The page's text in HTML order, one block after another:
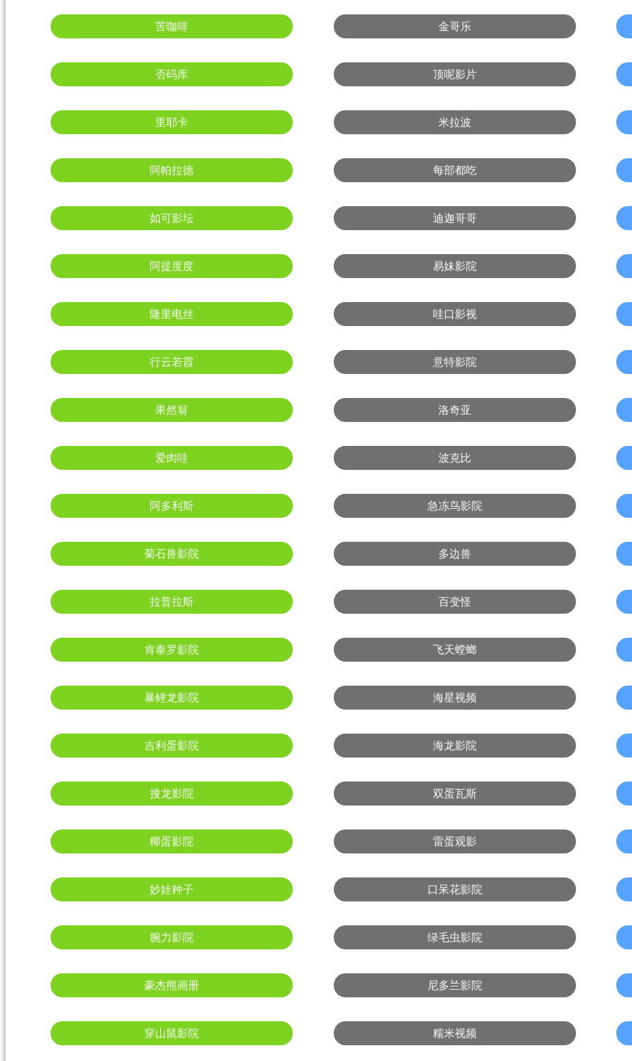
苦咖啡 金哥乐
否码库 顶呢影片
里耶卡 米拉波
阿帕拉德 每部都吃
如可影坛 迪迦哥哥
阿提度度 易妹影院
隆里电丝 哇口影视
行云若霞 意特影院
果然翁 洛奇亚
爱肉哇 波克比
阿多利斯 急冻鸟影院
菊石兽影院 多边兽
拉普拉斯 百变怪
肯泰罗影院 飞天螳螂
暴鲤龙影院 海星视频
吉利蛋影院 海龙影院
搜龙影院 双蛋瓦斯
椰蛋影院 雷蛋观影
妙娃种子 口呆花影院
腕力影院 绿毛虫影院
豪杰熊画册 尼多兰影院
穿山鼠影院 糯米视频